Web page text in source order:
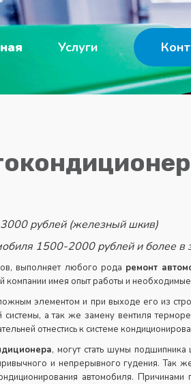
Услуги
рублей (железный шкив)
1500-2000 рублей и более в
выполняет любого рода ремонт
имея опыт работы и
элементом и при выходе его из
а так же замену вентиля
отнестись к системе
, могут стать шумы
и непрерывного гудения. Так
автомобиля.